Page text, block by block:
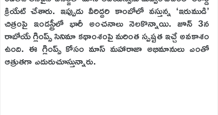
క్రియేట్ చేశారు. ఇప్పుడు వీరిద్దరి కాంబోలో వస్తున్న ‘ఇరుముడి’
చిత్రంపై ఇండస్ట్రీలో భారీ అంచనాలు నెలకొన్నాయి. జూన్ 3న
రాబోయే గ్లింప్స్ సినిమా కథాంశంపై మరింత స్పష్టత ఇచ్చే అవకాశం
ఉంది. ఈ గ్లింప్స్ కోసం మాస్ మహారాజా అభిమానులు ఎంతో
ఆత్రుతగా ఎదురుచూస్తున్నారు.